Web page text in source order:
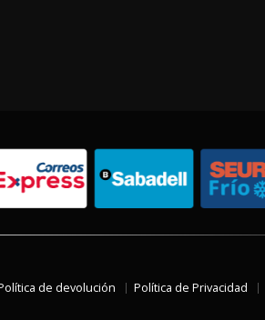
de devolución Política de Privacidad